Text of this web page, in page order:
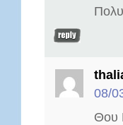
08/
Θου